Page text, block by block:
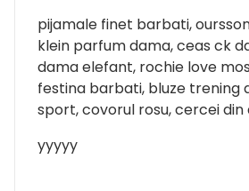
pijamale finet barbati,
klein parfum dama, ceas ck
dama elefant, rochie love
festina barbati, bluze trening
sport, covorul rosu, cercei din
yyyyy